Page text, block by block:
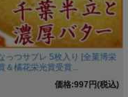
っつサブレ 5枚入り [全菓博栄
＆橘花栄光賞受賞...
価格:997円(税込)